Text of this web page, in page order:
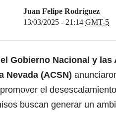
Juan Felipe Rodríguez
13/03/2025 - 21:14 GMT-5
el Gobierno Nacional y las
Nevada (ACSN)
el
buscan generar un